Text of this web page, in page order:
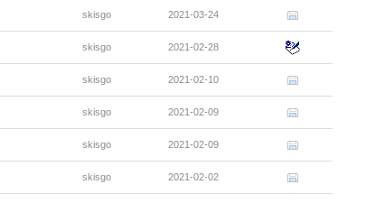
skisgo 2021-03-24
skisgo 2021-02-28
skisgo 2021-02-10
skisgo 2021-02-09
skisgo 2021-02-09
skisgo 2021-02-02